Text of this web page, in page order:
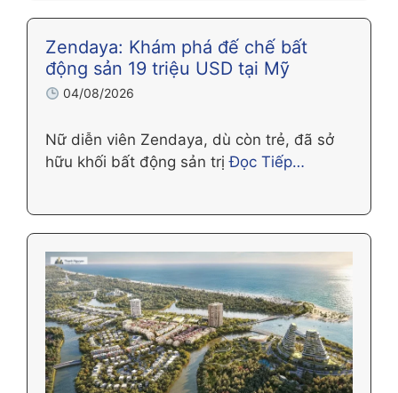
Zendaya: Khám phá đế chế bất
động sản 19 triệu USD tại Mỹ
04/08/2026
Nữ diễn viên Zendaya, dù còn trẻ, đã sở
hữu khối bất động sản trị Đọc Tiếp…